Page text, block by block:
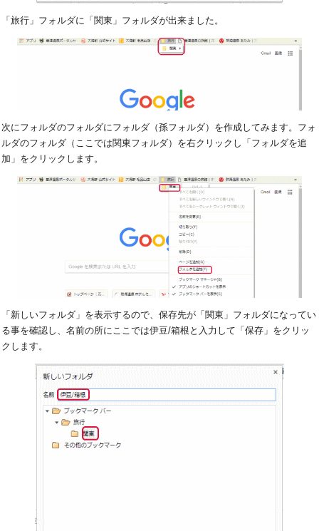
「旅行」フォルダに「関東」フォルダが出来ました。
次にフォルダのフォルダにフォルダ（孫フォルダ）を作成してみます。フォ
ルダのフォルダ（ここでは関東フォルダ）を右クリックし「フォルダを追
加」をクリックします。
「新しいフォルダ」を表示するので、保存先が「関東」フォルダになってい
る事を確認し、名前の所にここでは伊豆/箱根と入力して「保存」をクリッ
クします。